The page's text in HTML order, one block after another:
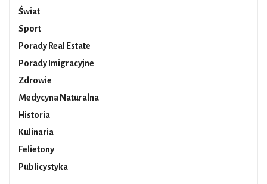
Świat
Sport
Porady Real Estate
Porady Imigracyjne
Zdrowie
Medycyna Naturalna
Historia
Kulinaria
Felietony
Publicystyka